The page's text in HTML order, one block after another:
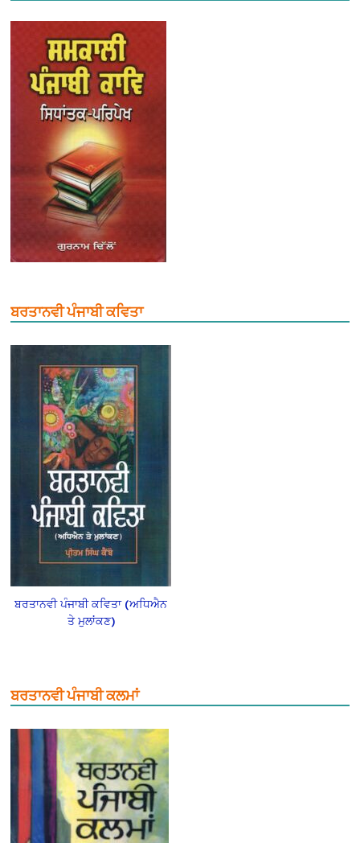
ਬਰਤਾਨਵੀ ਪੰਜਾਬੀ ਕਵਿਤਾ
ਬਰਤਾਨਵੀ ਪੰਜਾਬੀ ਕਵਿਤਾ (ਅਧਿਐਨ
ਤੇ ਮੁਲਾਂਕਣ)
ਬਰਤਾਨਵੀ ਪੰਜਾਬੀ ਕਲਮਾਂ